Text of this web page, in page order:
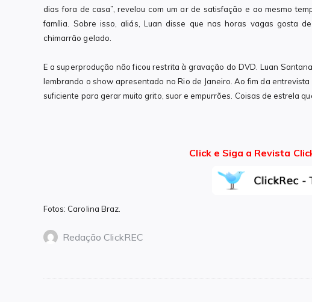
dias fora de casa”, revelou com um ar de satisfação e ao mesmo
família. Sobre isso, aliás, Luan disse que nas horas vagas gosta
chimarrão gelado.
E a superprodução não ficou restrita à gravação do DVD. Luan
lembrando o show apresentado no Rio de Janeiro. Ao fim da
suficiente para gerar muito grito, suor e empurrões. Coisas de estrela
Click e Siga a Revista
Fotos: Carolina Braz.
Redação ClickREC